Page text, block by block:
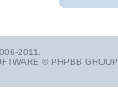
2011.
© PHPBB GROUP